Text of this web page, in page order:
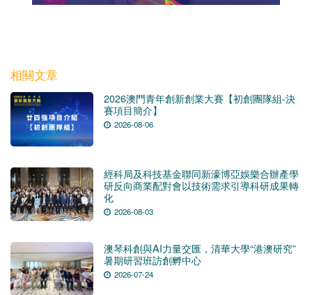
相關文章
2026澳門青年創新創業大賽【初創團隊組-決
賽項目簡介】
2026-08-06
經科局及科技基金聯同新濠博亞娛樂合辦產學
研反向商業配對會以技術需求引導科研成果轉
化
2026-08-03
澳琴科創與AI力量交匯，清華大學“港澳研究”
暑期研習班訪創孵中心
2026-07-24